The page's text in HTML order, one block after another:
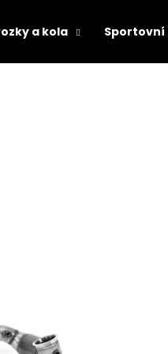
a kola Sportovní